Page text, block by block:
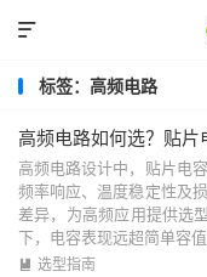

标签：高频电路
高频电路如何选？贴片
高频电路设计中，贴片电
频率响应、温度稳定性及
差异，为高频应用提供选
下，电容表现远超简单容
 选型指南